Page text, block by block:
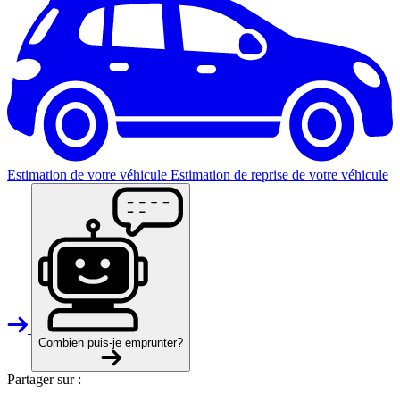
Estimation de votre véhicule Estimation de reprise de votre véhicule
Combien puis-je emprunter?
Partager sur :